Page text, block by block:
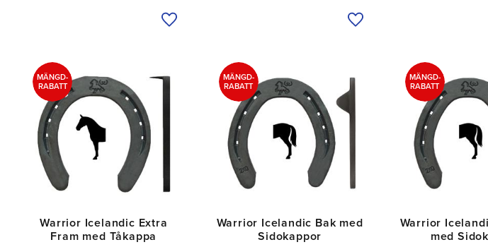
Lägg till i önskelista Lägg till i önskelista
Warrior Icelandic Extra
Fram med Tåkappa
MÄNGD-
RABATT
Warrior Icelandic Bak med
Sidokappor
MÄNGD-
RABATT
Warrior
med
MÄNGD-
RABATT